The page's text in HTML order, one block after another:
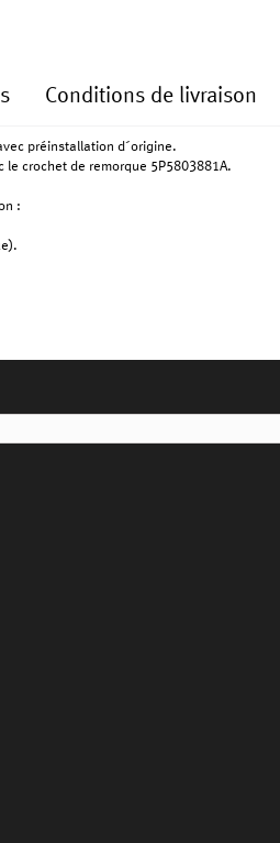
Conditions de livraison
préinstallation d´origine.
le crochet de remorque 5P5803881A.
: